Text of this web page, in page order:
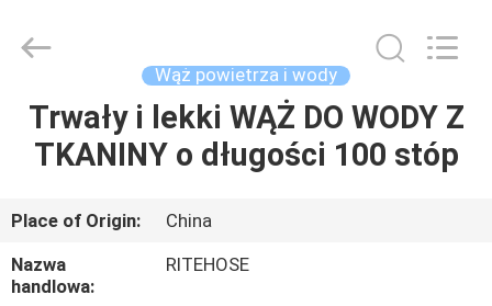
DOM
FILMY
Wąż powietrza i wody
Trwały i lekki WĄŻ DO WODY Z
TKANINY o długości 100 stóp
Place of Origin:
China
Nazwa
handlowa:
RITEHOSE